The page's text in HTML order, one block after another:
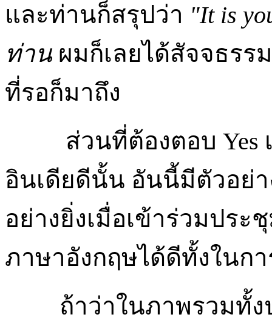
และท่านก็สรุปว่า "It is
ท่าน ผมก็เลยได้สัจจธรร
ที่รอก็มาถึง
ส่วนที่ต้องตอบ Yes เ
อินเดียดีนั้น อันนี้มีตัวอย่า
อย่างยิ่งเมื่อเข้าร่วมประ
ภาษาอังกฤษได้ดีทั้งในก
ถ้าว่าในภาพรวมทั้งป